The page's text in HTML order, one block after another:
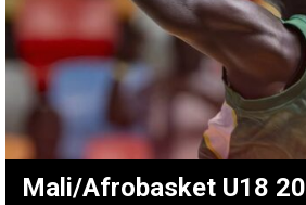
Mali/Afrobasket U18